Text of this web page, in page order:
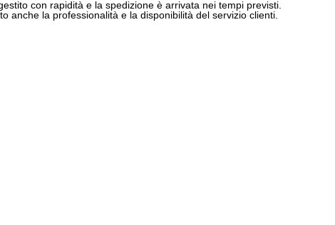
con rapidità e la spedizione è arrivata nei tempi previsti.
anche la professionalità e la disponibilità del servizio clienti.